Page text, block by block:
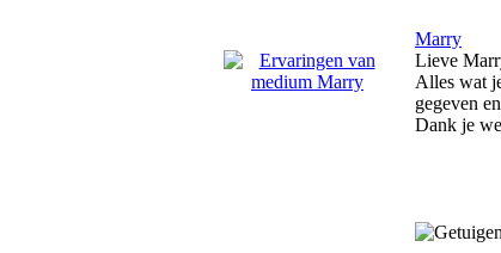
Marry
Lieve
Alles wat
gegeven
Dank je